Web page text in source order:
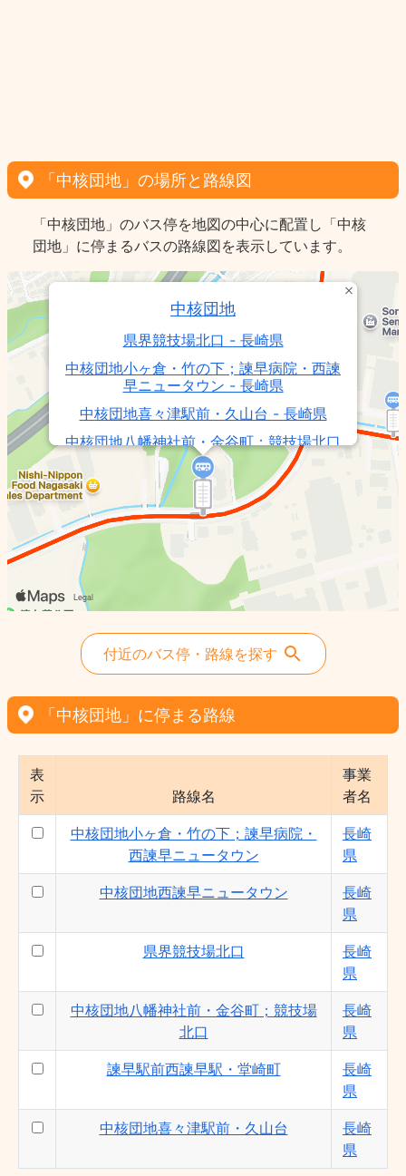
「中核団地」の場所と路線図
「中核団地」のバス停を地図の中心に配置し「中核
団地」に停まるバスの路線図を表示しています。
中核団地
県界競技場北口 - 長崎県
中核団地小ヶ倉・竹の下；諫早病院・西諫
早ニュータウン - 長崎県
中核団地喜々津駅前・久山台 - 長崎県
中核団地八幡神社前・金谷町；競技場北口
- 長崎県
諫早駅前西諫早駅・堂崎町 - 長崎県
中核団地西諫早ニュータウン - 長崎県
付近のバス停・路線を探す
「中核団地」に停まる路線
表
示
路線名
事業
者名
中核団地小ヶ倉・竹の下；諫早病院・
西諫早ニュータウン
長崎
県
中核団地西諫早ニュータウン
長崎
県
県界競技場北口
長崎
県
中核団地八幡神社前・金谷町；競技場
北口
長崎
県
諫早駅前西諫早駅・堂崎町
長崎
県
中核団地喜々津駅前・久山台
長崎
県